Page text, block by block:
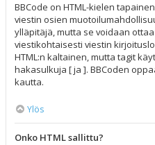
BBCode on HTML-kielen
viestin osien
ylläpitäjä, mutta se voidaan
viestikohtaisesti viestin
HTML:n kaltainen, mutta tagit
hakasulkuja [ ja ]. BBCoden
kautta.
Ylös
Onko HTML sallittu?